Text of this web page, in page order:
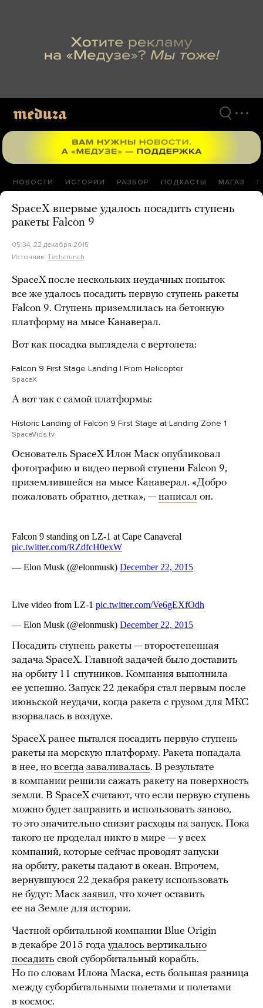
НОВОСТИ ИСТОРИИ РАЗБОР ПОДКАСТЫ МАГАЗ
SpaceX впервые удалось посадить ступень
ракеты Falcon 9
05:34, 22 декабря 2015
Источник: Techcrunch
SpaceX после нескольких неудачных попыток
все же удалось посадить первую ступень ракеты
Falcon 9. Ступень приземлилась на бетонную
платформу на мысе Канаверал.
Вот как посадка выглядела с вертолета:
Falcon 9 First Stage Landing | From Helicopter
SpaceX
А вот так с самой платформы:
Historic Landing of Falcon 9 First Stage at Landing Zone 1
SpaceVids.tv
Основатель SpaceX Илон Маск опубликовал
фотографию и видео первой ступени Falcon 9,
приземлившейся на мысе Канаверал. «Добро
пожаловать обратно, детка», — написал он.
Посадить ступень ракеты — второстепенная
задача SpaceX. Главной задачей было доставить
на орбиту 11 спутников. Компания выполнила
ее успешно. Запуск 22 декабря стал первым после
июньской неудачи, когда ракета с грузом для МКС
взорвалась в воздухе.
SpaceX ранее пытался посадить первую ступень
ракеты на морскую платформу. Ракета попадала
в нее, но всегда заваливалась. В результате
в компании решили сажать ракету на поверхность
земли. В SpaceX считают, что если первую ступень
можно будет заправить и использовать заново,
то это значительно снизит расходы на запуск. Пока
такого не проделал никто в мире — у всех
компаний, которые сейчас проводят запуски
на орбиту, ракеты падают в океан. Впрочем,
вернувшуюся 22 декабря ракету использовать
не будут: Маск заявил, что хочет оставить
ее на Земле для истории.
Частной орбитальной компании Blue Origin
в декабре 2015 года удалось вертикально
посадить свой суборбитальный корабль.
Но по словам Илона Маска, есть большая разница
между суборбитальными полетами и полетами
в космос.